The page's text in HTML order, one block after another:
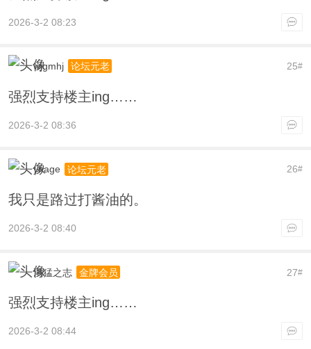
2026-3-2 08:23
25#
wjgmhj 论坛元老
强烈支持楼主ing……
2026-3-2 08:36
26#
yhage 论坛元老
我只是路过打酱油的。
2026-3-2 08:40
27#
鸿猛之志 金牌会员
强烈支持楼主ing……
2026-3-2 08:44